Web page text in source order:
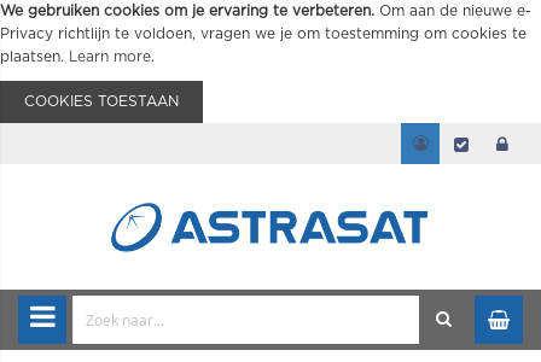
We gebruiken cookies om je ervaring te verbeteren. Om aan de nieuwe e-
Privacy richtlijn te voldoen, vragen we je om toestemming om cookies te
plaatsen.
Learn more.
COOKIES TOESTAAN